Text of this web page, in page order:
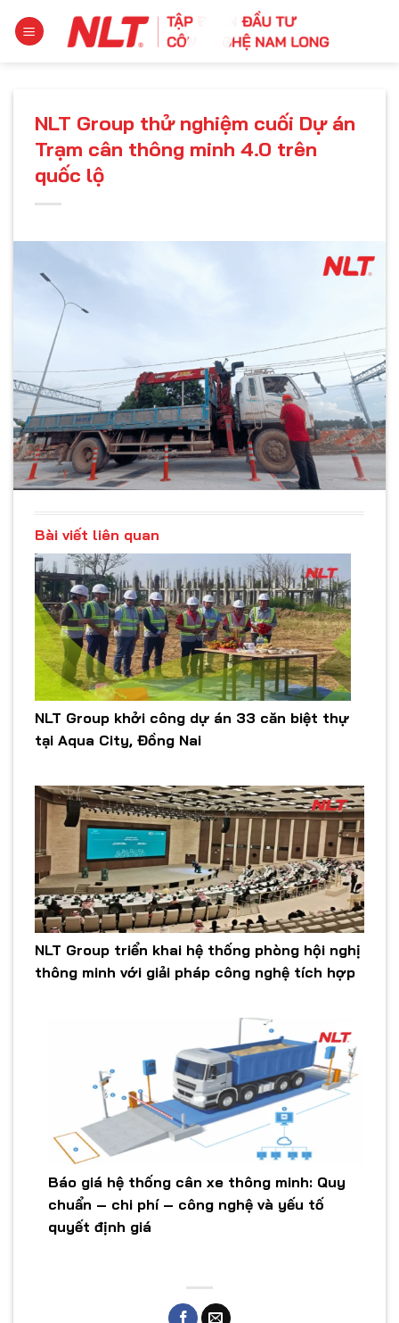
đến
NLT Group thử nghiệm cuối Dự án
Trạm cân thông minh 4.0 trên
quốc lộ
Bài viết liên quan
NLT Group khởi công dự án 33 căn biệt thự
tại Aqua City, Đồng Nai
NLT Group triển khai hệ thống phòng hội nghị
thông minh với giải pháp công nghệ tích hợp
Báo giá hệ thống cân xe thông minh: Quy
chuẩn – chi phí – công nghệ và yếu tố
quyết định giá